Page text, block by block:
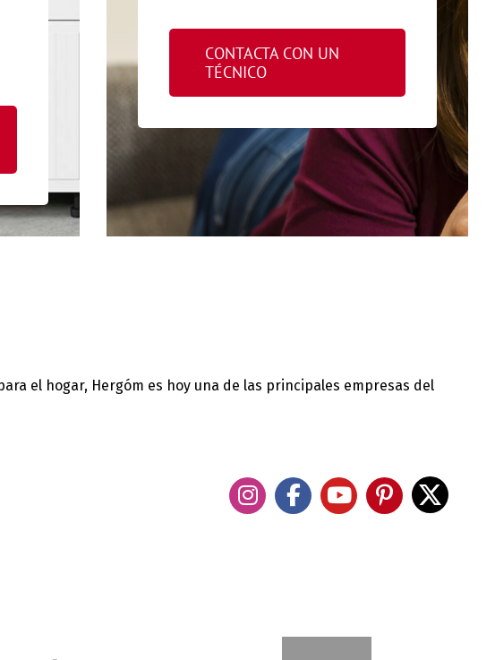
CONTACTA CON UN
TÉCNICO
el hogar, Hergóm es hoy una de las principales empresas del